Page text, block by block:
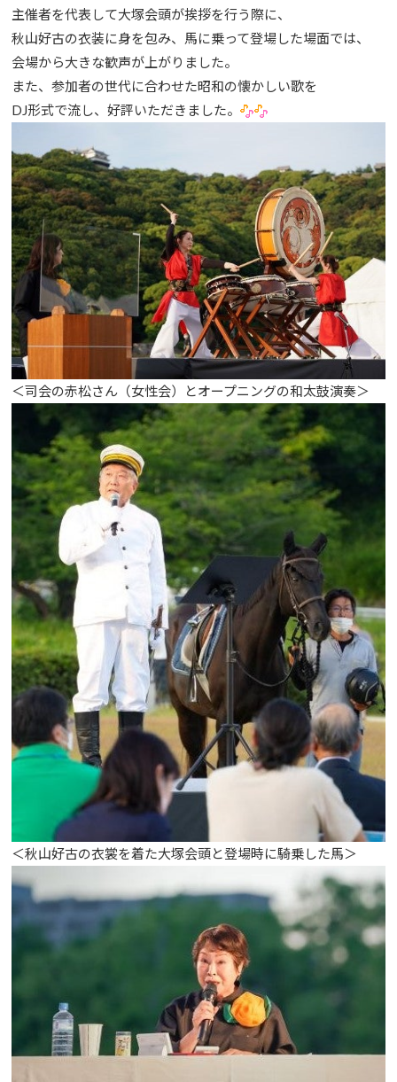
主催者を代表して大塚会頭が挨拶を行う際に、
秋山好古の衣装に身を包み、馬に乗って登場した場面では、
会場から大きな歓声が上がりました。
また、参加者の世代に合わせた昭和の懐かしい歌を
DJ形式で流し、好評いただきました。
＜司会の赤松さん（女性会）とオープニングの和太鼓演奏＞
＜秋山好古の衣裳を着た大塚会頭と登場時に騎乗した馬＞